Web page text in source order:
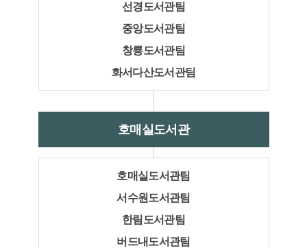
선경도서관팀
중앙도서관팀
창룡도서관팀
화서다산도서관팀
호매실도서관
호매실도서관팀
서수원도서관팀
한림도서관팀
버드내도서관팀